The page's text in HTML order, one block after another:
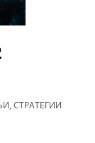
, СТРАТЕГИИ